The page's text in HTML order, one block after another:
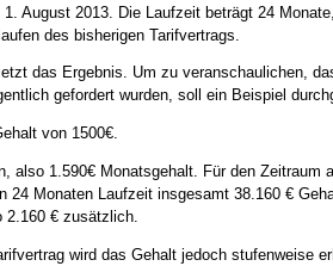
August 2013. Die Laufzeit beträgt 24
des bisherigen Tarifvertrags.
das Ergebnis. Um zu veranschaulichen,
gefordert wurden, soll ein Beispiel
von 1500€.
also 1.590€ Monatsgehalt. Für den Zeitraum
24 Monaten Laufzeit insgesamt 38.160 €
2.160 € zusätzlich.
wird das Gehalt jedoch stufenweise